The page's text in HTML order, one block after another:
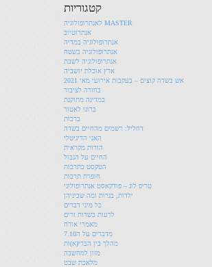
קטגוריות
MASTER לאנתרופולוגיה
אנתרוטיוב
אנתרופולוגיה במדיה
אנתרופולוגיה בשטח
אנתרופולוגיה לשבת
ארץ אוכלת יושביה
אש בשדה קוצים – בעקבות אירועי מאי 2021
בחזרה לציבור
במדינה מתוקנת
ברונו לאטור
ברכות
דחליל: רשמים מהחיים בשדה
האני הדיגיטלי
הורות מקראית
החיים על הגבול
הטקסט כתרבות
חופרת תרבות
טריפ לוג – פודקאסט אנתרופולוגי
ילדות, בגרות ומה שביניהן
כל מיני דברים
לרעות בשדות זרים
מאמרי אורח
מדברים על ה7.10
מהלך בין הברי(א)ות
מזון למחשבה
מלאכת שבט